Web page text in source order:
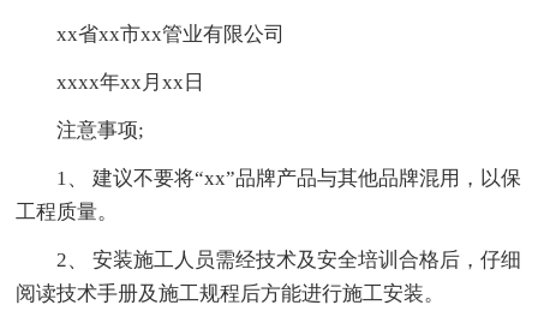
xx省xx市xx管业有限公司
xxxx年xx月xx日
注意事项;
1、 建议不要将“xx”品牌产品与其他品牌混用，以保
工程质量。
2、 安装施工人员需经技术及安全培训合格后，仔细
阅读技术手册及施工规程后方能进行施工安装。